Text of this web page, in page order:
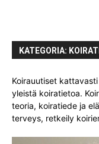
KATEGORIA:
Koirauutiset
yleistä koiratietoa.
teoria, koiratiede ja
terveys, retkeily